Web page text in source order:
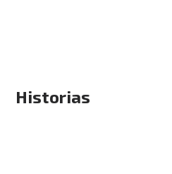
Historias